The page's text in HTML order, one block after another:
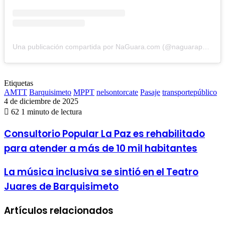
Etiquetas
AMTT Barquisimeto MPPT nelsontorcate Pasaje transportepúblico
4 de diciembre de 2025
62 1 minuto de lectura
Consultorio
Popular
La
es
rehabilitado
para
atender
más
Consultorio Popular La Paz es rehabilitado
para atender a más de 10 mil habitantes
La
música
inclusiva
sintió
en
La música inclusiva se sintió en el Teatro
Juares de Barquisimeto
Artículos relacionados